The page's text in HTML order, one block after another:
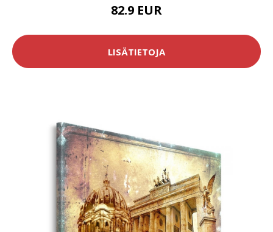
82.9 EUR
LISÄTIETOJA